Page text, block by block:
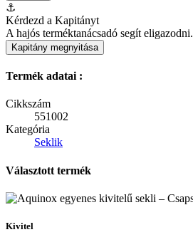
⚓
Kérdezd a Kapitányt
A hajós terméktanácsadó segít eligazodni.
Kapitány megnyitása
Termék adatai :
Cikkszám
551002
Kategória
Seklik
Választott termék
Kivitel